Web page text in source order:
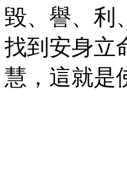
毀、譽、利
找到安身立
慧，這就是